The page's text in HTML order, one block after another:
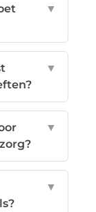
▼
▼
▼
▼